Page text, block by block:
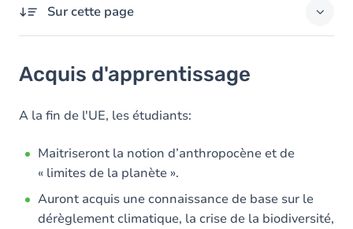
Sur cette page
Objectifs
Contenu
Table des matières
Acquis d'apprentissage
A la fin de l'UE, les étudiants:
Maitriseront la notion d’anthropocène et de
« limites de la planète ».
Auront acquis une connaissance de base sur le
dérèglement climatique, la crise de la biodiversité,